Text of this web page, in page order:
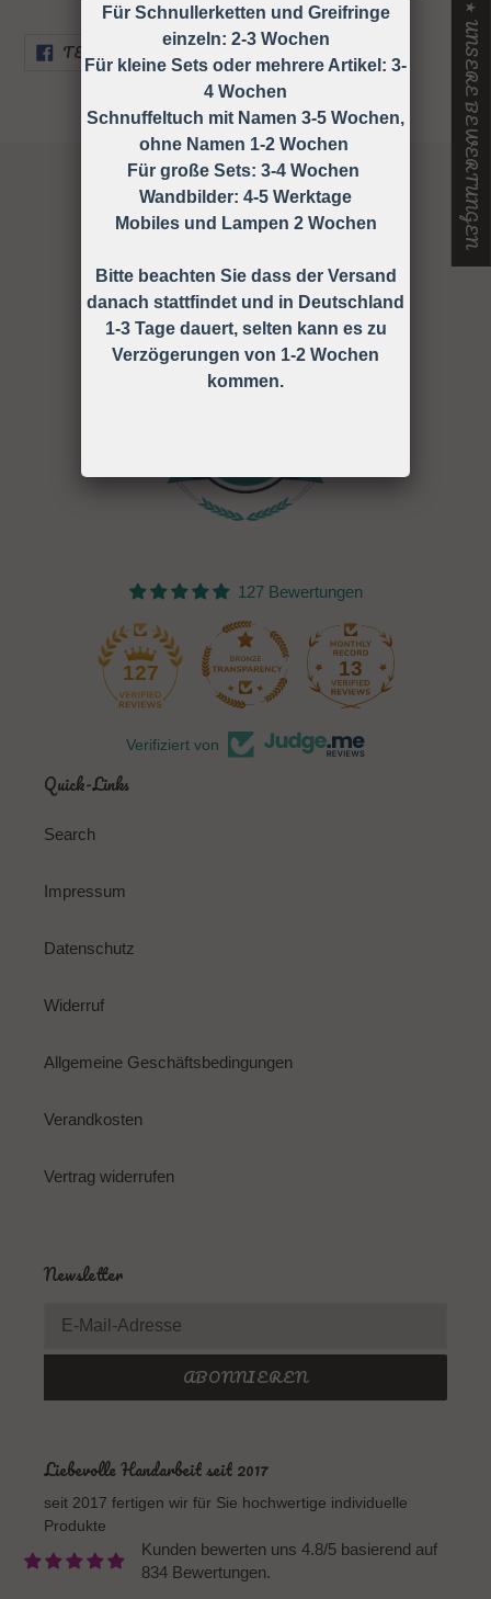
TEILEN FACEBOOK
TEILEN
127
Verified Reviews
127 Bewertungen
127 13
Verifiziert von
Quick-Links
Search
Impressum
Datenschutz
Widerruf
Allgemeine Geschäftsbedingungen
Verandkosten
Vertrag widerrufen
Newsletter
ABONNIEREN
Liebevolle Handarbeit seit 2017
seit 2017 fertigen wir für Sie hochwertige individuelle
Produkte
Kunden bewerten uns 4.8/5 basierend auf
834 Bewertungen.
★ UNSERE BEWERTUNGEN
Für Schnullerketten und Greifringe
einzeln: 2-3 Wochen
Für kleine Sets oder mehrere Artikel: 3-
4 Wochen
Schnuffeltuch mit Namen 3-5 Wochen,
ohne Namen 1-2 Wochen
Für große Sets: 3-4 Wochen
Wandbilder: 4-5 Werktage
Mobiles und Lampen 2 Wochen
Bitte beachten Sie dass der Versand
danach stattfindet und in Deutschland
1-3 Tage dauert, selten kann es zu
Verzögerungen von 1-2 Wochen
kommen.